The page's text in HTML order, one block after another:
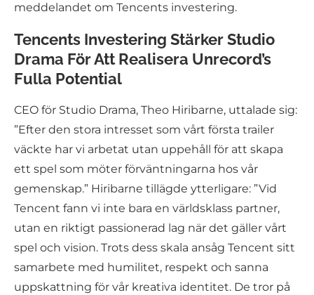
meddelandet om Tencents investering.
Tencents Investering Stärker Studio
Drama För Att Realisera Unrecord’s
Fulla Potential
CEO för Studio Drama, Theo Hiribarne, uttalade sig:
”Efter den stora intresset som vårt första trailer
väckte har vi arbetat utan uppehåll för att skapa
ett spel som möter förväntningarna hos vår
gemenskap.” Hiribarne tillägde ytterligare: ”Vid
Tencent fann vi inte bara en världsklass partner,
utan en riktigt passionerad lag när det gäller vårt
spel och vision. Trots dess skala ansåg Tencent sitt
samarbete med humilitet, respekt och sanna
uppskattning för vår kreativa identitet. De tror på